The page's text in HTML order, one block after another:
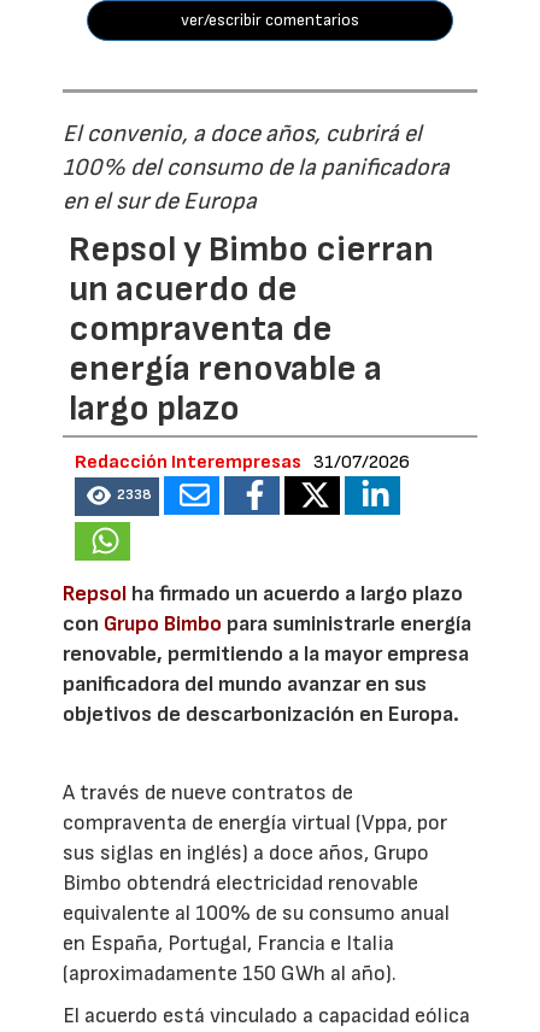
ver/escribir comentarios
El convenio, a doce años, cubrirá el
100% del consumo de la panificadora
en el sur de Europa
Repsol y Bimbo cierran
un acuerdo de
compraventa de
energía renovable a
largo plazo
Redacción Interempresas 31/07/2026
2338
Repsol ha firmado un acuerdo a largo plazo
con Grupo Bimbo para suministrarle energía
renovable, permitiendo a la mayor empresa
panificadora del mundo avanzar en sus
objetivos de descarbonización en Europa.
A través de nueve contratos de
compraventa de energía virtual (Vppa, por
sus siglas en inglés) a doce años, Grupo
Bimbo obtendrá electricidad renovable
equivalente al 100% de su consumo anual
en España, Portugal, Francia e Italia
(aproximadamente 150 GWh al año).
El acuerdo está vinculado a capacidad eólica